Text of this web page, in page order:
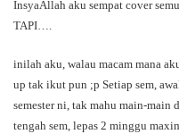
InsyaAllah aku sempat cover
TAPI….
inilah aku, walau macam mana
up tak ikut pun ;p Setiap sem,
semester ni, tak mahu main-main
tengah sem, lepas 2 minggu